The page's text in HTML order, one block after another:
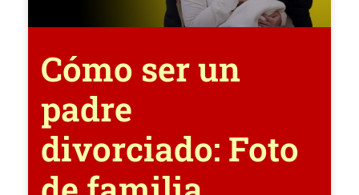
Cómo ser un
padre
divorciado: Foto